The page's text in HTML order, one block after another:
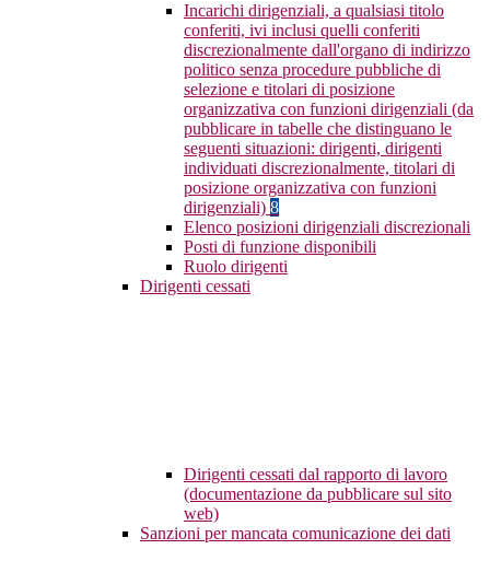
Incarichi dirigenziali, a qualsiasi titolo
conferiti, ivi inclusi quelli conferiti
discrezionalmente dall'organo di indirizzo
politico senza procedure pubbliche di
selezione e titolari di posizione
organizzativa con funzioni dirigenziali (da
pubblicare in tabelle che distinguano le
seguenti situazioni: dirigenti, dirigenti
individuati discrezionalmente, titolari di
posizione organizzativa con funzioni
dirigenziali) 8
Elenco posizioni dirigenziali discrezionali
Posti di funzione disponibili
Ruolo dirigenti
Dirigenti cessati
Dirigenti cessati dal rapporto di lavoro
(documentazione da pubblicare sul sito
web)
Sanzioni per mancata comunicazione dei dati